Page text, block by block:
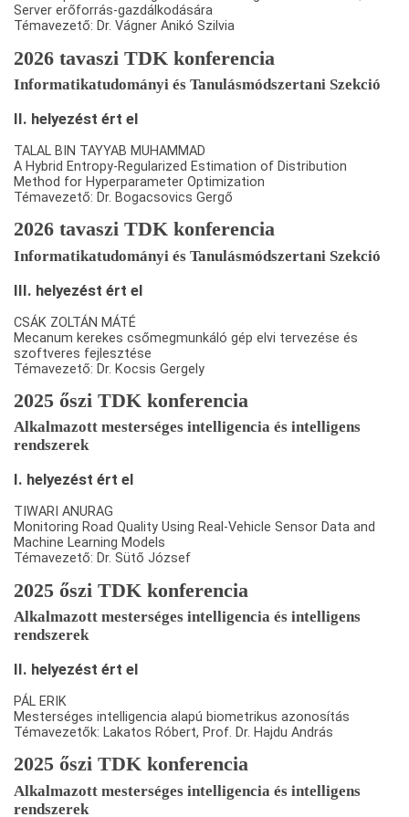
Server erőforrás-gazdálkodására
Témavezető: Dr. Vágner Anikó Szilvia
2026 tavaszi TDK konferencia
Informatikatudományi és Tanulásmódszertani Szekció
II. helyezést ért el
TALAL BIN TAYYAB MUHAMMAD
A Hybrid Entropy-Regularized Estimation of Distribution
Method for Hyperparameter Optimization
Témavezető: Dr. Bogacsovics Gergő
2026 tavaszi TDK konferencia
Informatikatudományi és Tanulásmódszertani Szekció
III. helyezést ért el
CSÁK ZOLTÁN MÁTÉ
Mecanum kerekes csőmegmunkáló gép elvi tervezése és
szoftveres fejlesztése
Témavezető: Dr. Kocsis Gergely
2025 őszi TDK konferencia
Alkalmazott mesterséges intelligencia és intelligens
rendszerek
I. helyezést ért el
TIWARI ANURAG
Monitoring Road Quality Using Real-Vehicle Sensor Data and
Machine Learning Models
Témavezető: Dr. Sütő József
2025 őszi TDK konferencia
Alkalmazott mesterséges intelligencia és intelligens
rendszerek
II. helyezést ért el
PÁL ERIK
Mesterséges intelligencia alapú biometrikus azonosítás
Témavezetők: Lakatos Róbert, Prof. Dr. Hajdu András
2025 őszi TDK konferencia
Alkalmazott mesterséges intelligencia és intelligens
rendszerek